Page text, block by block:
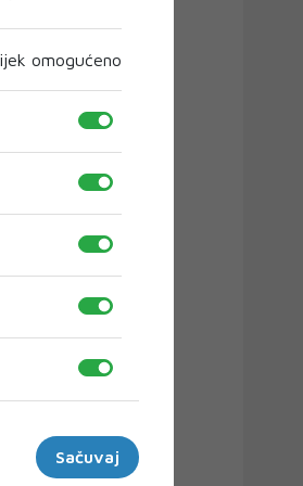
omogućeno
Sačuvaj